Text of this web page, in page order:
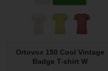
Ortovox 150 Cool Vintage
Badge T-shirt W